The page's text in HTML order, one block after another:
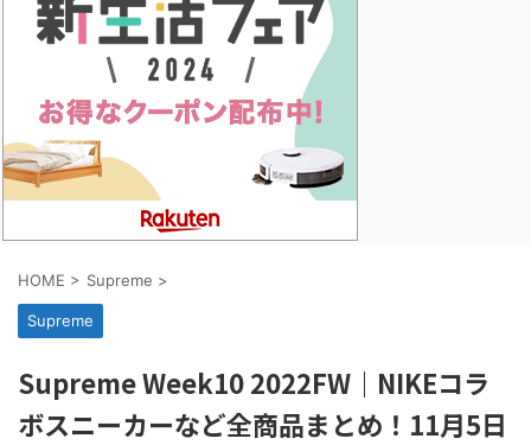
HOME > Supreme >
Supreme
Supreme Week10 2022FW｜NIKEコラ
ボスニーカーなど全商品まとめ！11月5日